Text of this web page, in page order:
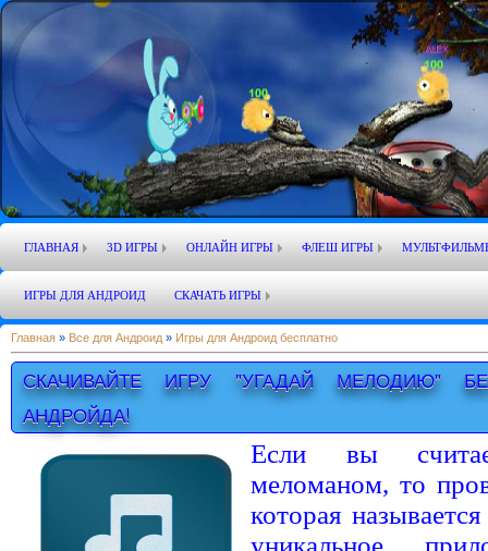
ГЛАВНАЯ 3D ИГРЫ ОНЛАЙН ИГРЫ ФЛЕШ ИГРЫ
ИГРЫ ДЛЯ АНДРОИД СКАЧАТЬ ИГРЫ
Главная » Все для Андроид » Игры для Андроид бесплатно
СКАЧИВАЙТЕ ИГРУ "УГАДАЙ МЕЛОДИЮ"
АНДРОЙДА!
Если вы
меломаном, то
которая
уникальное